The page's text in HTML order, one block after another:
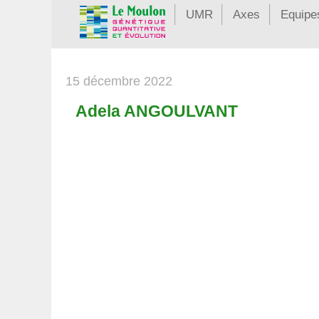
UMR Axes
15 décembre 2022
Adela ANGOULVANT